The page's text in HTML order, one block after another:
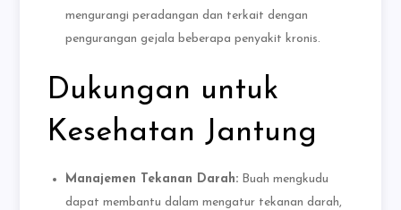
mengurangi peradangan dan terkait dengan
pengurangan gejala beberapa penyakit kronis.
Dukungan untuk
Kesehatan Jantung
Manajemen Tekanan Darah: Buah mengkudu
dapat membantu dalam mengatur tekanan darah,